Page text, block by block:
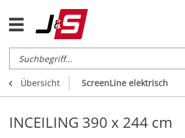
Übersicht ScreenLine elektrisch
INCEILING 390 x 244 cm